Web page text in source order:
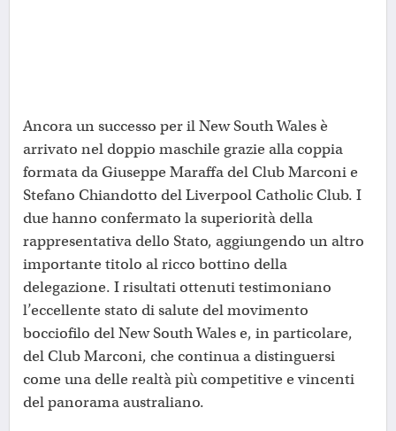
Ancora un successo per il New South Wales è
arrivato nel doppio maschile grazie alla coppia
formata da Giuseppe Maraffa del Club Marconi e
Stefano Chiandotto del Liverpool Catholic Club. I
due hanno confermato la superiorità della
rappresentativa dello Stato, aggiungendo un altro
importante titolo al ricco bottino della
delegazione. I risultati ottenuti testimoniano
l’eccellente stato di salute del movimento
bocciofilo del New South Wales e, in particolare,
del Club Marconi, che continua a distinguersi
come una delle realtà più competitive e vincenti
del panorama australiano.